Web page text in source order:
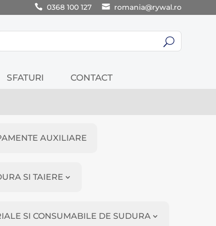
0368 100 127 romania@rywal.ro
U
SFATURI CONTACT
AUXILIARE
SI TAIERE
SI CONSUMABILE DE SUDURA